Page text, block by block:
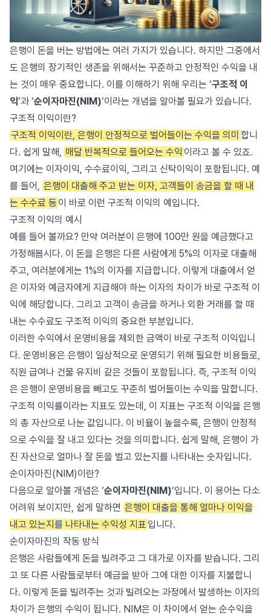
은행이 돈을 버는 방법에는 여러 가지가 있습니다. 하지만 그중에서
도 은행의 장기적인 생존을 위해서는 꾸준하고 안정적인 수익을 내
는 것이 매우 중요합니다. 이를 이해하기 위해 우리는 ‘구조적 이
익’과 ‘순이자마진(NIM)‘이라는 개념을 알아볼 필요가 있습니다.
구조적 이익이란?
구조적 이익이란, 은행이 안정적으로 벌어들이는 수익을 의미 합니
다. 쉽게 말해,
매달 반복적으로 들어오는 수익 이라고 볼 수 있죠.
여기에는 이자이익, 수수료이익, 그리고 신탁이익이 포함됩니다. 예
를 들어,
은행이 대출해 주고 받는 이자, 고객들이 송금을 할 때 내
는 수수료 등 이 바로 이런 구조적 이익의 예입니다.
구조적 이익의 예시
예를 들어 볼까요? 만약 여러분이 은행에 100만 원을 예금했다고
가정해봅시다. 이 돈을 은행은 다른 사람에게 5%의 이자로 대출해
주고, 여러분에게는 1%의 이자를 지급합니다. 이렇게 대출에서 얻
은 이자와 예금자에게 지급해야 하는 이자의 차이가 바로 구조적 이
익에 해당합니다. 그리고 고객이 송금을 하거나 외환 거래를 할 때
내는 수수료도 구조적 이익의 중요한 부분입니다.
이러한 수익에서 운영비용을 제외한 금액이 바로 구조적 이익입니
다. 운영비용은 은행이 일상적으로 운영되기 위해 필요한 비용들로,
직원 급여나 건물 유지비 같은 것들이 포함됩니다. 즉, 구조적 이익
은 은행이 운영비용을 빼고도 꾸준히 벌어들이는 수익을 말합니다.
구조적 이익률이라는 지표도 있는데, 이 지표는 구조적 이익을 은행
의 총 자산으로 나눈 값입니다. 이 비율이 높을수록, 은행이 안정적
으로 수익을 잘 내고 있다는 것을 의미합니다. 쉽게 말해, 은행이 가
진 자산으로 얼마나 잘 돈을 벌고 있는지를 나타내는 숫자입니다.
순이자마진(NIM)이란?
다음으로 알아볼 개념은 ‘순이자마진(NIM)‘입니다. 이 용어는 다소
어려워 보이지만, 쉽게 말하면 은행이 대출을 통해 얼마나 이익을
내고 있는지를 나타내는 수익성 지표 입니다.
순이자마진의 작동 방식
은행은 사람들에게 돈을 빌려주고 그 대가로 이자를 받습니다. 그리
고 또 다른 사람들로부터 예금을 받아 그에 대한 이자를 지불합니
다. 이렇게 돈을 빌려주는 것과 빌려오는 과정에서 발생하는 이자의
차이가 은행의 수익이 됩니다. NIM은 이 차이에서 얻는 순수익을